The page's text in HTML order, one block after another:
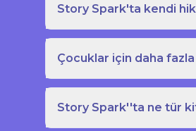
Story Spark'ta kendi
Çocuklar için daha
Story Spark''ta ne tür